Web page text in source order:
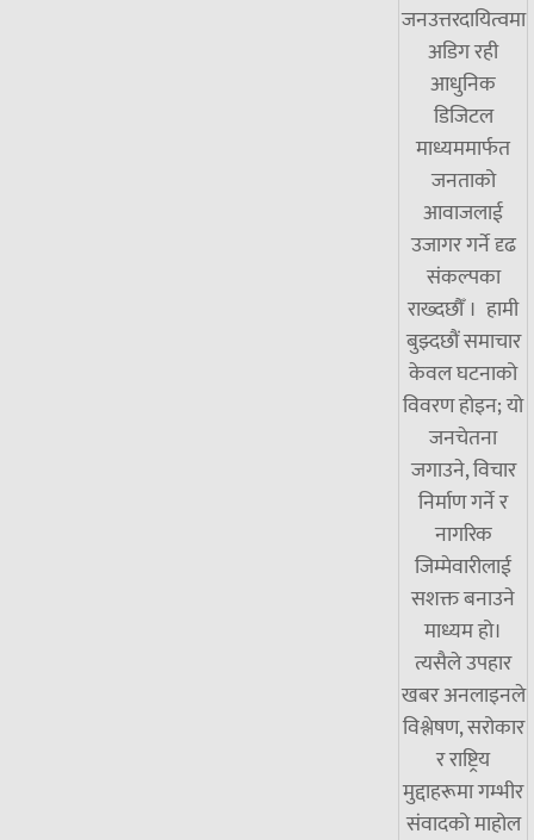
जनउत्तरदायित्वमा
अडिग रही
आधुनिक
डिजिटल
माध्यममार्फत
जनताको
आवाजलाई
उजागर गर्ने दृढ
संकल्पका
राख्दछौँ । हामी
बुझ्दछौं समाचार
केवल घटनाको
विवरण होइन; यो
जनचेतना
जगाउने, विचार
निर्माण गर्ने र
नागरिक
जिम्मेवारीलाई
सशक्त बनाउने
माध्यम हो।
त्यसैले उपहार
खबर अनलाइनले
विश्लेषण, सरोकार
र राष्ट्रिय
मुद्दाहरूमा गम्भीर
संवादको माहोल